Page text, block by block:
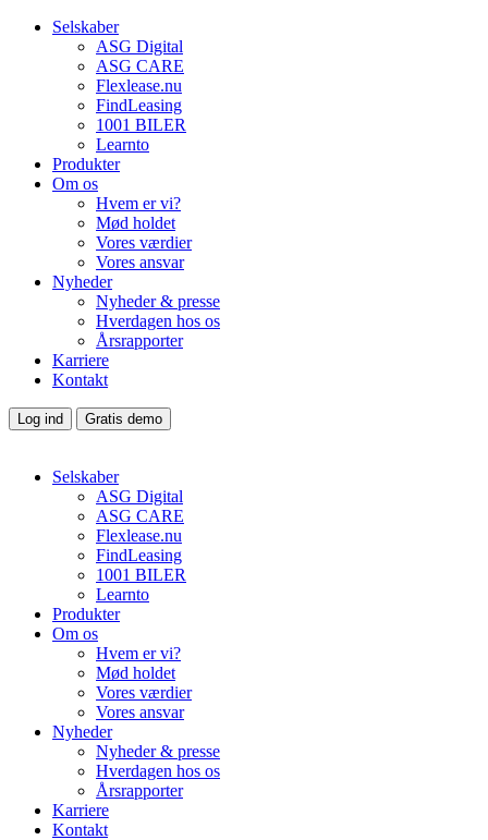
Selskaber
ASG Digital
ASG CARE
Flexlease.nu
FindLeasing
1001 BILER
Learnto
Produkter
Om os
Hvem er vi?
Mød holdet
Vores værdier
Vores ansvar
Nyheder
Nyheder & presse
Hverdagen hos os
Årsrapporter
Karriere
Kontakt
Log ind Gratis demo
Selskaber
ASG Digital
ASG CARE
Flexlease.nu
FindLeasing
1001 BILER
Learnto
Produkter
Om os
Hvem er vi?
Mød holdet
Vores værdier
Vores ansvar
Nyheder
Nyheder & presse
Hverdagen hos os
Årsrapporter
Karriere
Kontakt